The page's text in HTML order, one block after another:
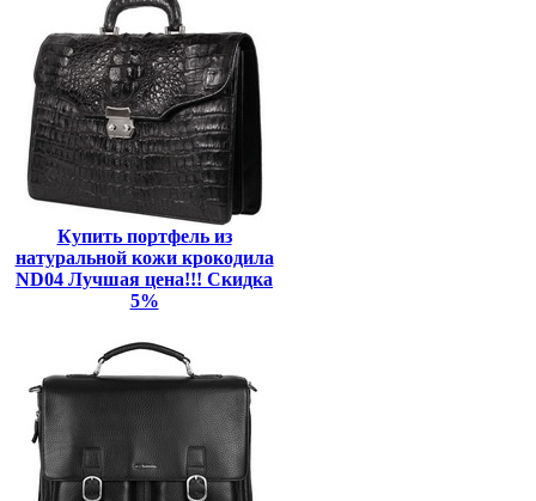
Купить портфель из
натуральной кожи крокодила
ND04 Лучшая цена!!! Скидка
5%